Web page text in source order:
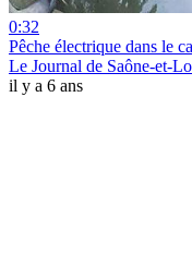
0:32
Pêche électrique dans le
Le Journal de Saône-et-
il y a 6 ans